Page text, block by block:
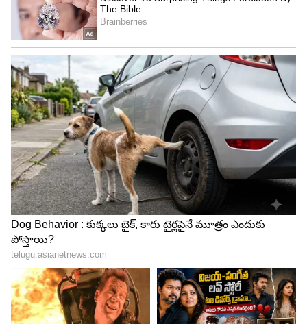
కమ్యూనికేషన్ పరికరాలపై కూడా ప్రభావం చూపించవచ్చు.
అప్పుడు అవి పని చేయకుండా ఆగిపోవచ్చు. అయితే
పిడుగు తగిలిన తర్వాత విమానం గమ్యస్థానానికి చేరుకున్న
వెంటనే ఇంజనీర్లు విమానం మొత్తాన్ని పరిశీలిస్తారు.
ఎక్కడైతే తీవ్రమైన నష్టం జరుగుతుందో దానికి మరమ్మతులు
చేస్తారు. కాబట్టి ప్రయాణికులు ఏమాత్రం భయపడాల్సిన
అవసరం లేదని విమానయాన నిపుణులు చెబుతున్నారు.
వాతావరణ పరిస్థితులను ముందుగానే రాడార్ వ్యవస్థలు
గుర్తిస్తాయి. విమానం ప్రయాణిస్తున్న మార్గంలో వాతావరణం
ఎలా ఉందో అంచనా వేసే చెబుతాయి. భారీ తుపానులు
ఉన్నచోట పైలెట్లు ఆ మార్గాన్ని తప్పించే ప్రయత్నం చేస్తారు.
అత్యవసర పరిస్థితుల్లో కూడా విమానాల్లో అనేక భద్రత
వ్యవస్థలే పనిచేస్తూ ఉంటాయి. అందుకే ఎన్నో విమానాలు
ప్రతిరోజు వర్షాలు మేఘాలు, పిడుగులు, ఉరుములు మధ్య
కూడా తమ ప్రయాణాన్ని పూర్తిచేస్తాయి.